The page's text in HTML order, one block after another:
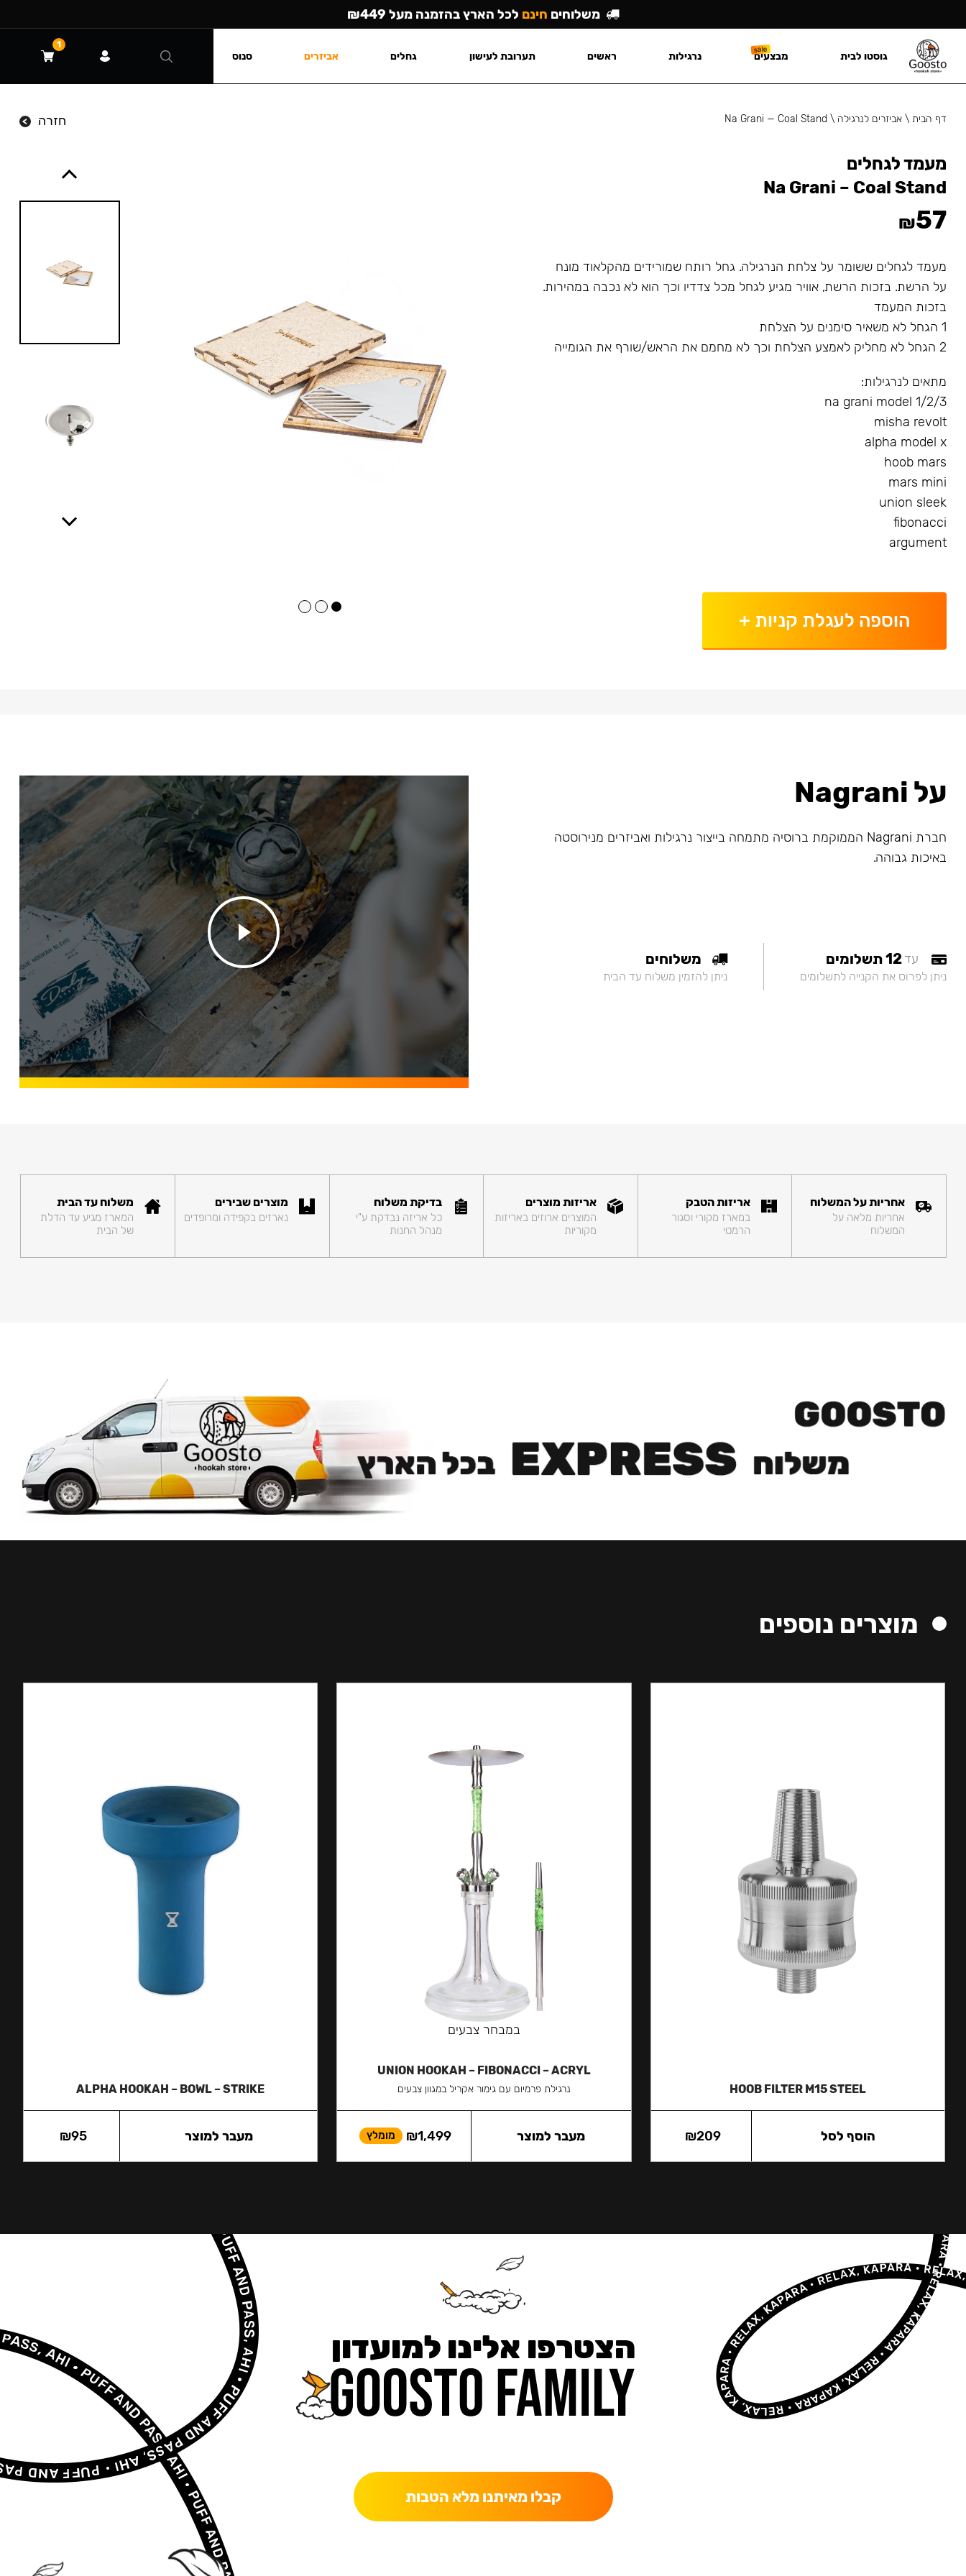
דף הבית\ אביזרים לנרגילה \
Na Grani — Coal Stand חזרה
מעמד לגחלים
Na Grani – Coal Stand
₪57
מעמד לגחלים ששומר על צלחת הנרגילה. גחל רותח שמורידים מהקלאוד מונח
על הרשת. בזכות הרשת, אוויר מגיע לגחל מכל צדדיו וכך הוא לא נכבה במהירות.
בזכות המעמד
1 הגחל לא משאיר סימנים על הצלחת
2 הגחל לא מחליק לאמצע הצלחת וכך לא מחמם את הראש/שורף את הגומייה
מתאים לנרגילות:
na grani model 1/2/3
misha revolt
alpha model x
hoob mars
mars mini
union sleek
fibonacci
argument
הוספה לעגלת קניות +
על Nagrani
חברת Nagrani הממוקמת ברוסיה מתמחה בייצור נרגילות ואביזרים מנירוסטה
באיכות גבוהה.
עד12 תשלומים
ניתן לפרוס את הקנייה לתשלומים
משלוחים
ניתן להזמין משלוח עד הבית
אחריות על המשלוח
אחריות מלאה על
המשלוח
אריזות הטבק
במארז מקורי וסגור
הרמטי
אריזות מוצרים
המוצרים ארוזים באריזות
מקוריות
בדיקת משלוח
כל אריזה נבדקת ע"י
מנהל החנות
מוצרים שבירים
נארזים בקפידה ומרופדים
משלוח עד הבית
המארז מגיע עד הדלת
של הבית
מוצרים נוספים
HOOB FILTER M15 STEEL
₪209 הוסף לסל
במבחר צבעים
UNION HOOKAH – FIBONACCI – ACRYL
נרגילת פרמיום עם גימור אקריל במגוון צבעים
₪1,499 מומלץ מעבר למוצר
ALPHA HOOKAH – BOWL – STRIKE
₪95 מעבר למוצר
הצטרפו אלינו למועדון
קבלו מאיתנו מלא הטבות
משלוחים חינם לכל הארץ בהזמנה מעל ₪449
גוסטו לבית מבצעים נרגילות ראשים תערובת לעישון גחלים אביזרים סנוס
1